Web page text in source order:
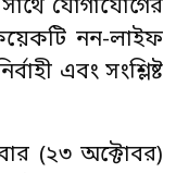
সাথে যোগাযোগের
নন-লাইফ
এবং সংশ্লিষ্ট
(২৩ অক্টোবর)